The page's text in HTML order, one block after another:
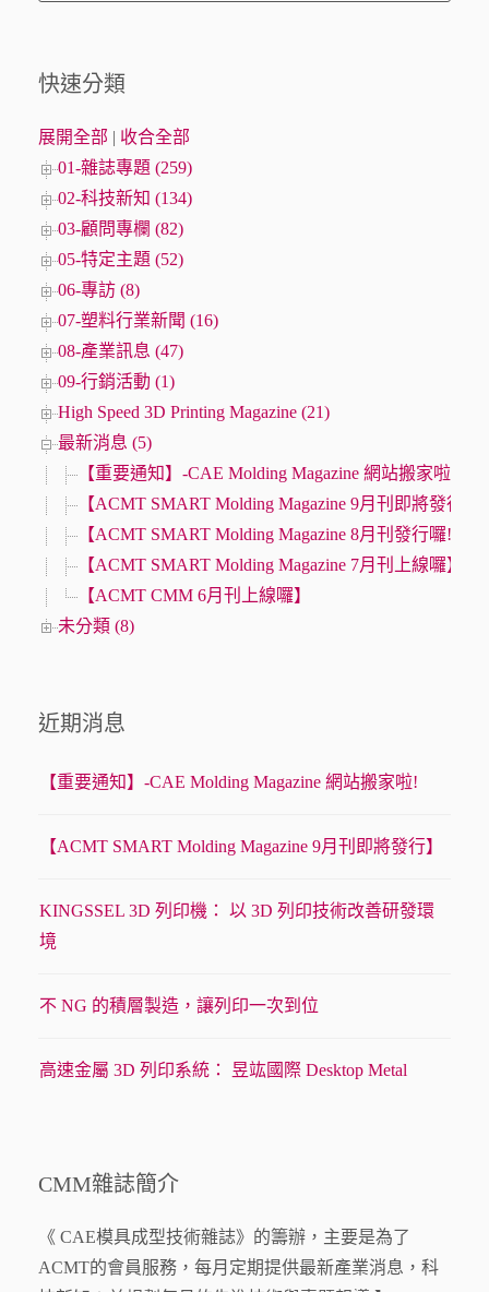
快速分類
展開全部 | 收合全部
01-雜誌專題 (259)
02-科技新知 (134)
03-顧問專欄 (82)
05-特定主題 (52)
06-專訪 (8)
07-塑料行業新聞 (16)
08-產業訊息 (47)
09-行銷活動 (1)
High Speed 3D Printing Magazine (21)
最新消息 (5)
【重要通知】-CAE Molding Magazine 網站搬家啦!
【ACMT SMART Molding Magazine 9月刊即將發行】
【ACMT SMART Molding Magazine 8月刊發行囉!】
【ACMT SMART Molding Magazine 7月刊上線囉】
【ACMT CMM 6月刊上線囉】
未分類 (8)
近期消息
【重要通知】-CAE Molding Magazine 網站搬家啦!
【ACMT SMART Molding Magazine 9月刊即將發行】
KINGSSEL 3D 列印機： 以 3D 列印技術改善研發環
境
不 NG 的積層製造，讓列印一次到位
高速金屬 3D 列印系統： 昱竑國際 Desktop Metal
CMM雜誌簡介
《 CAE模具成型技術雜誌》的籌辦，主要是為了
ACMT的會員服務，每月定期提供最新產業消息，科